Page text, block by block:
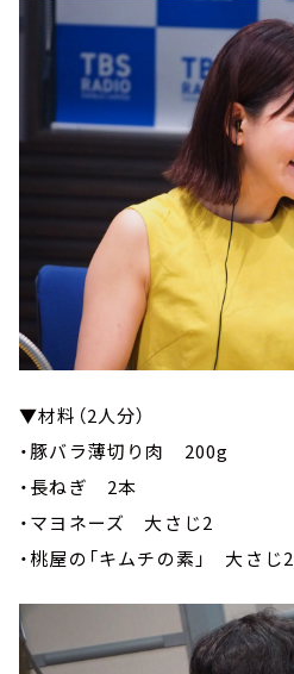
▼材料（2人分）
・豚バラ薄切り肉 200g
・長ねぎ 2本
・マヨネーズ 大さじ2
・桃屋の「キムチの素」 大さじ2